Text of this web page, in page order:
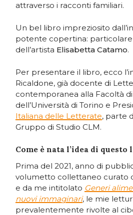
attraverso i racconti familiari.
Un bel libro impreziosito
potente copertina: particolare
dell’artista Elisabetta Catamo.
Per presentare il libro, ecco
Ricaldone, già docente di
contemporanea alla Facoltà
dell’Università di Torino e
Italiana delle Letterate, parte
Gruppo di Studio CLM.
Come è nata l’idea di questo
Prima del 2021, anno di
volumetto collettaneo curato
e da me intitolato Generi
nuovi immaginari, le mie
prevalentemente rivolte al